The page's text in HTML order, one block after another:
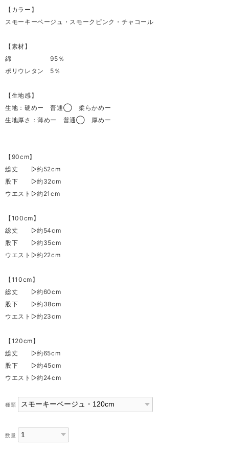
【カラー】
スモーキーベージュ・スモークピンク・チャコール
【素材】
綿 95％
ポリウレタン 5％
【生地感】
生地：硬めー 普通◯ 柔らかめー
生地厚さ：薄めー 普通◯ 厚めー
【90cm】
総丈 ▷約52cm
股下 ▷約32cm
ウエスト▷約21cm
【100cm】
総丈 ▷約54cm
股下 ▷約35cm
ウエスト▷約22cm
【110cm】
総丈 ▷約60cm
股下 ▷約38cm
ウエスト▷約23cm
【120cm】
総丈 ▷約65cm
股下 ▷約45cm
ウエスト▷約24cm
種類
数量